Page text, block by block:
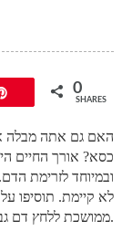
0
SHARES
האם גם אתה מבלה
כסא? אורך החיים
ובמיוחד לזרימת
לא קיימת. תוסיפו
ממושכת ללחץ דם גבוה ולמחלות בכלי הדם.